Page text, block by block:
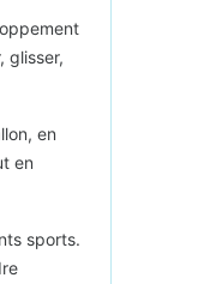
glisser,
en
en
sports.